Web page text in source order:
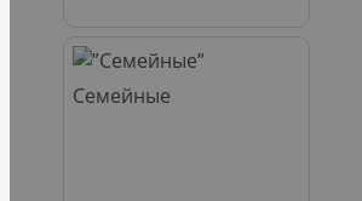
Семейные